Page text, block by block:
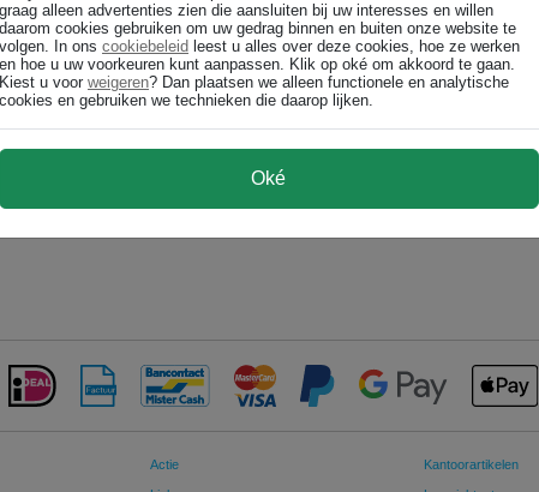
garantie op printers in relatie tot niet-originele toners of cartridges?
er soms (soms) kleine verschillen in kleur bij een toner of inktcartridge?
Actie Kantoorartikelen
graag alleen advertenties zien die aansluiten bij uw interesses en willen
daarom cookies gebruiken om uw gedrag binnen en buiten onze website te
volgen. In ons cookiebeleid leest u alles over deze cookies, hoe ze werken
en hoe u uw voorkeuren kunt aanpassen. Klik op oké om akkoord te gaan.
Kiest u voor weigeren? Dan plaatsen we alleen functionele en analytische
cookies en gebruiken we technieken die daarop lijken.
Oké